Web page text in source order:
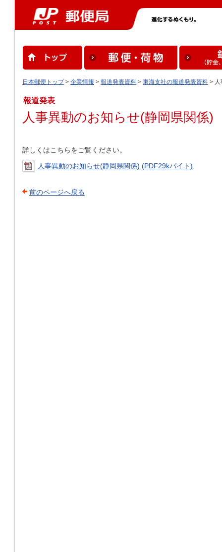
日本郵便トップ> 企業情報 > 報道発表資料 > 東海支社の報道発表資料 >
報道発表
人事異動のお知らせ(静岡県関係)
詳しくはこちらをご覧ください。
人事異動のお知らせ(静岡県関係) (PDF29kバイト)
前のページへ戻る